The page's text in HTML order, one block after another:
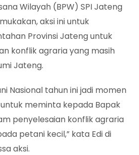
Wilayah (BPW) SPI Jateng
aksi ini untuk
Provinsi Jateng untuk
konflik agraria yang masih
Jateng.
Nasional tahun ini jadi momen
meminta kepada Bapak
penyelesaian konflik agraria
petani kecil,” kata Edi di
aksi.